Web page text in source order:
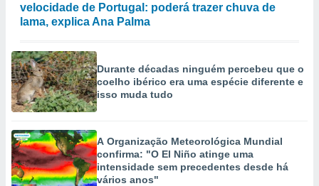
velocidade de Portugal: poderá trazer chuva de
lama, explica Ana Palma
Durante décadas ninguém percebeu que o
coelho ibérico era uma espécie diferente e
isso muda tudo
A Organização Meteorológica Mundial
confirma: "O El Niño atinge uma
intensidade sem precedentes desde há
vários anos"